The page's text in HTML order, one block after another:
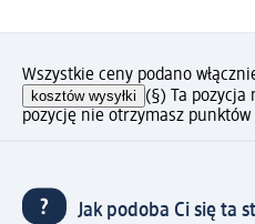
Wszystkie ceny podano
kosztów wysyłki (§) Ta pozycja
pozycję nie otrzymasz punktów
Jak podoba Ci się ta